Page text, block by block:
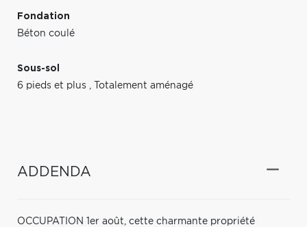
Fondation
Béton coulé
Sous-sol
6 pieds et plus , Totalement aménagé
ADDENDA
OCCUPATION 1er août, cette charmante propriété